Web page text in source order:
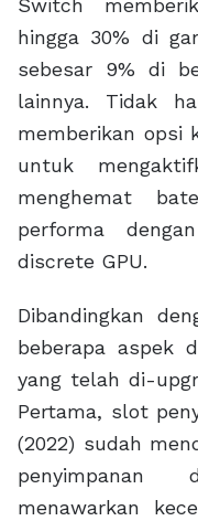
sangat
langsung pada
ataupun saat
Berikut hasil
(2022) yang
6900HS dan GPU
Berkat
powerful, ROG
dibekali dengan
canggih. Untuk
gaming ini
memanfaatkan